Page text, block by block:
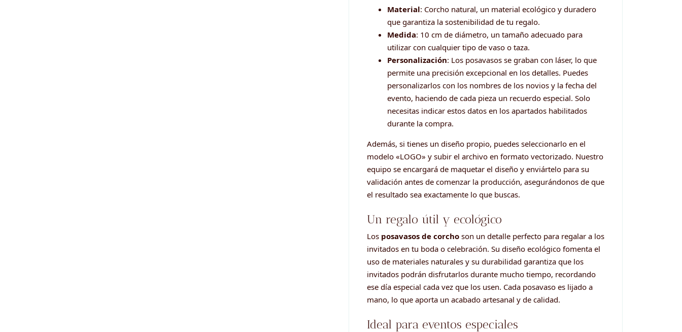
Material: Corcho natural, un material ecológico y duradero
que garantiza la sostenibilidad de tu regalo.
Medida: 10 cm de diámetro, un tamaño adecuado para
utilizar con cualquier tipo de vaso o taza.
Personalización: Los posavasos se graban con láser, lo que
permite una precisión excepcional en los detalles. Puedes
personalizarlos con los nombres de los novios y la fecha del
evento, haciendo de cada pieza un recuerdo especial. Solo
necesitas indicar estos datos en los apartados habilitados
durante la compra.
Además, si tienes un diseño propio, puedes seleccionarlo en el
modelo «LOGO» y subir el archivo en formato vectorizado. Nuestro
equipo se encargará de maquetar el diseño y enviártelo para su
validación antes de comenzar la producción, asegurándonos de que
el resultado sea exactamente lo que buscas.
Un regalo útil y ecológico
Los posavasos de corcho son un detalle perfecto para regalar a los
invitados en tu boda o celebración. Su diseño ecológico fomenta el
uso de materiales naturales y su durabilidad garantiza que los
invitados podrán disfrutarlos durante mucho tiempo, recordando
ese día especial cada vez que los usen. Cada posavaso es lijado a
mano, lo que aporta un acabado artesanal y de calidad.
Ideal para eventos especiales